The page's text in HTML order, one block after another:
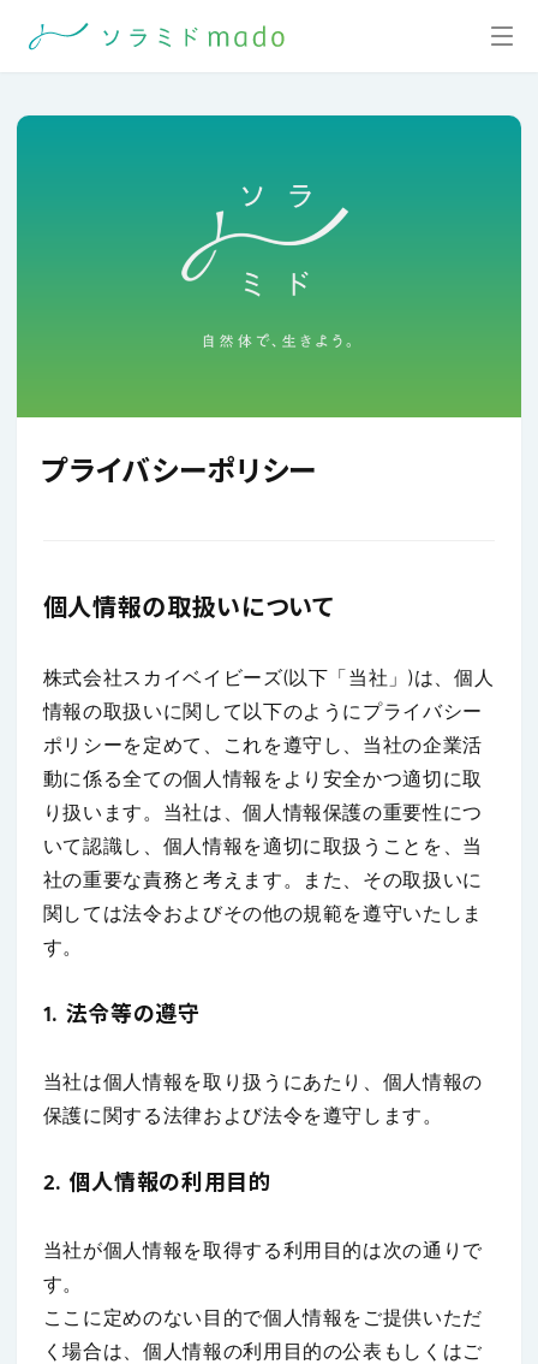
プライバシーポリシー
個人情報の取扱いについて
株式会社スカイベイビーズ(以下「当社」)は、個人
情報の取扱いに関して以下のようにプライバシー
ポリシーを定めて、これを遵守し、当社の企業活
動に係る全ての個人情報をより安全かつ適切に取
り扱います。当社は、個人情報保護の重要性につ
いて認識し、個人情報を適切に取扱うことを、当
社の重要な責務と考えます。また、その取扱いに
関しては法令およびその他の規範を遵守いたしま
す。
1. 法令等の遵守
当社は個人情報を取り扱うにあたり、個人情報の
保護に関する法律および法令を遵守します。
2. 個人情報の利用目的
当社が個人情報を取得する利用目的は次の通りで
す。
ここに定めのない目的で個人情報をご提供いただ
く場合は、個人情報の利用目的の公表もしくはご